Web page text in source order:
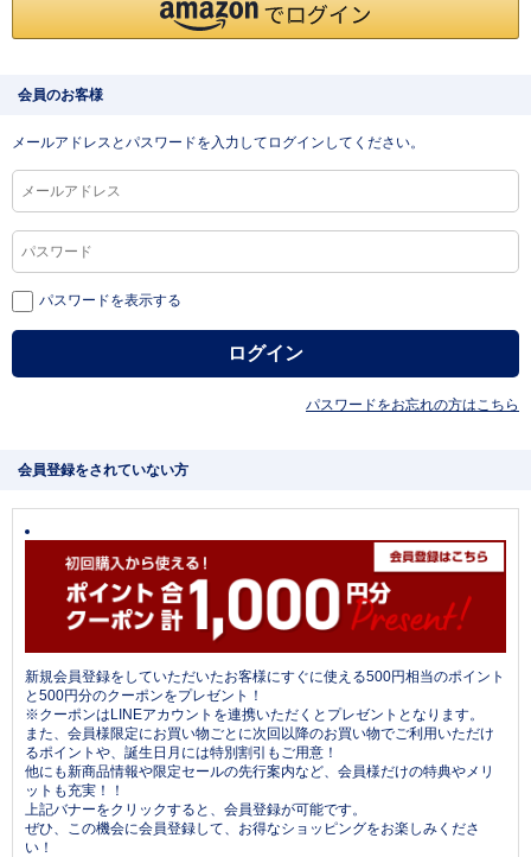
会員のお客様
メールアドレスとパスワードを入力してログインしてください。
パスワードを表示する
パスワードをお忘れの方はこちら
会員登録をされていない方
新規会員登録をしていただいたお客様にすぐに使える500円相当のポイント
と500円分のクーポンをプレゼント！
※クーポンはLINEアカウントを連携いただくとプレゼントとなります。
また、会員様限定にお買い物ごとに次回以降のお買い物でご利用いただけ
るポイントや、誕生日月には特別割引もご用意！
他にも新商品情報や限定セールの先行案内など、会員様だけの特典やメリ
ットも充実！！
上記バナーをクリックすると、会員登録が可能です。
ぜひ、この機会に会員登録して、お得なショッピングをお楽しみくださ
い！